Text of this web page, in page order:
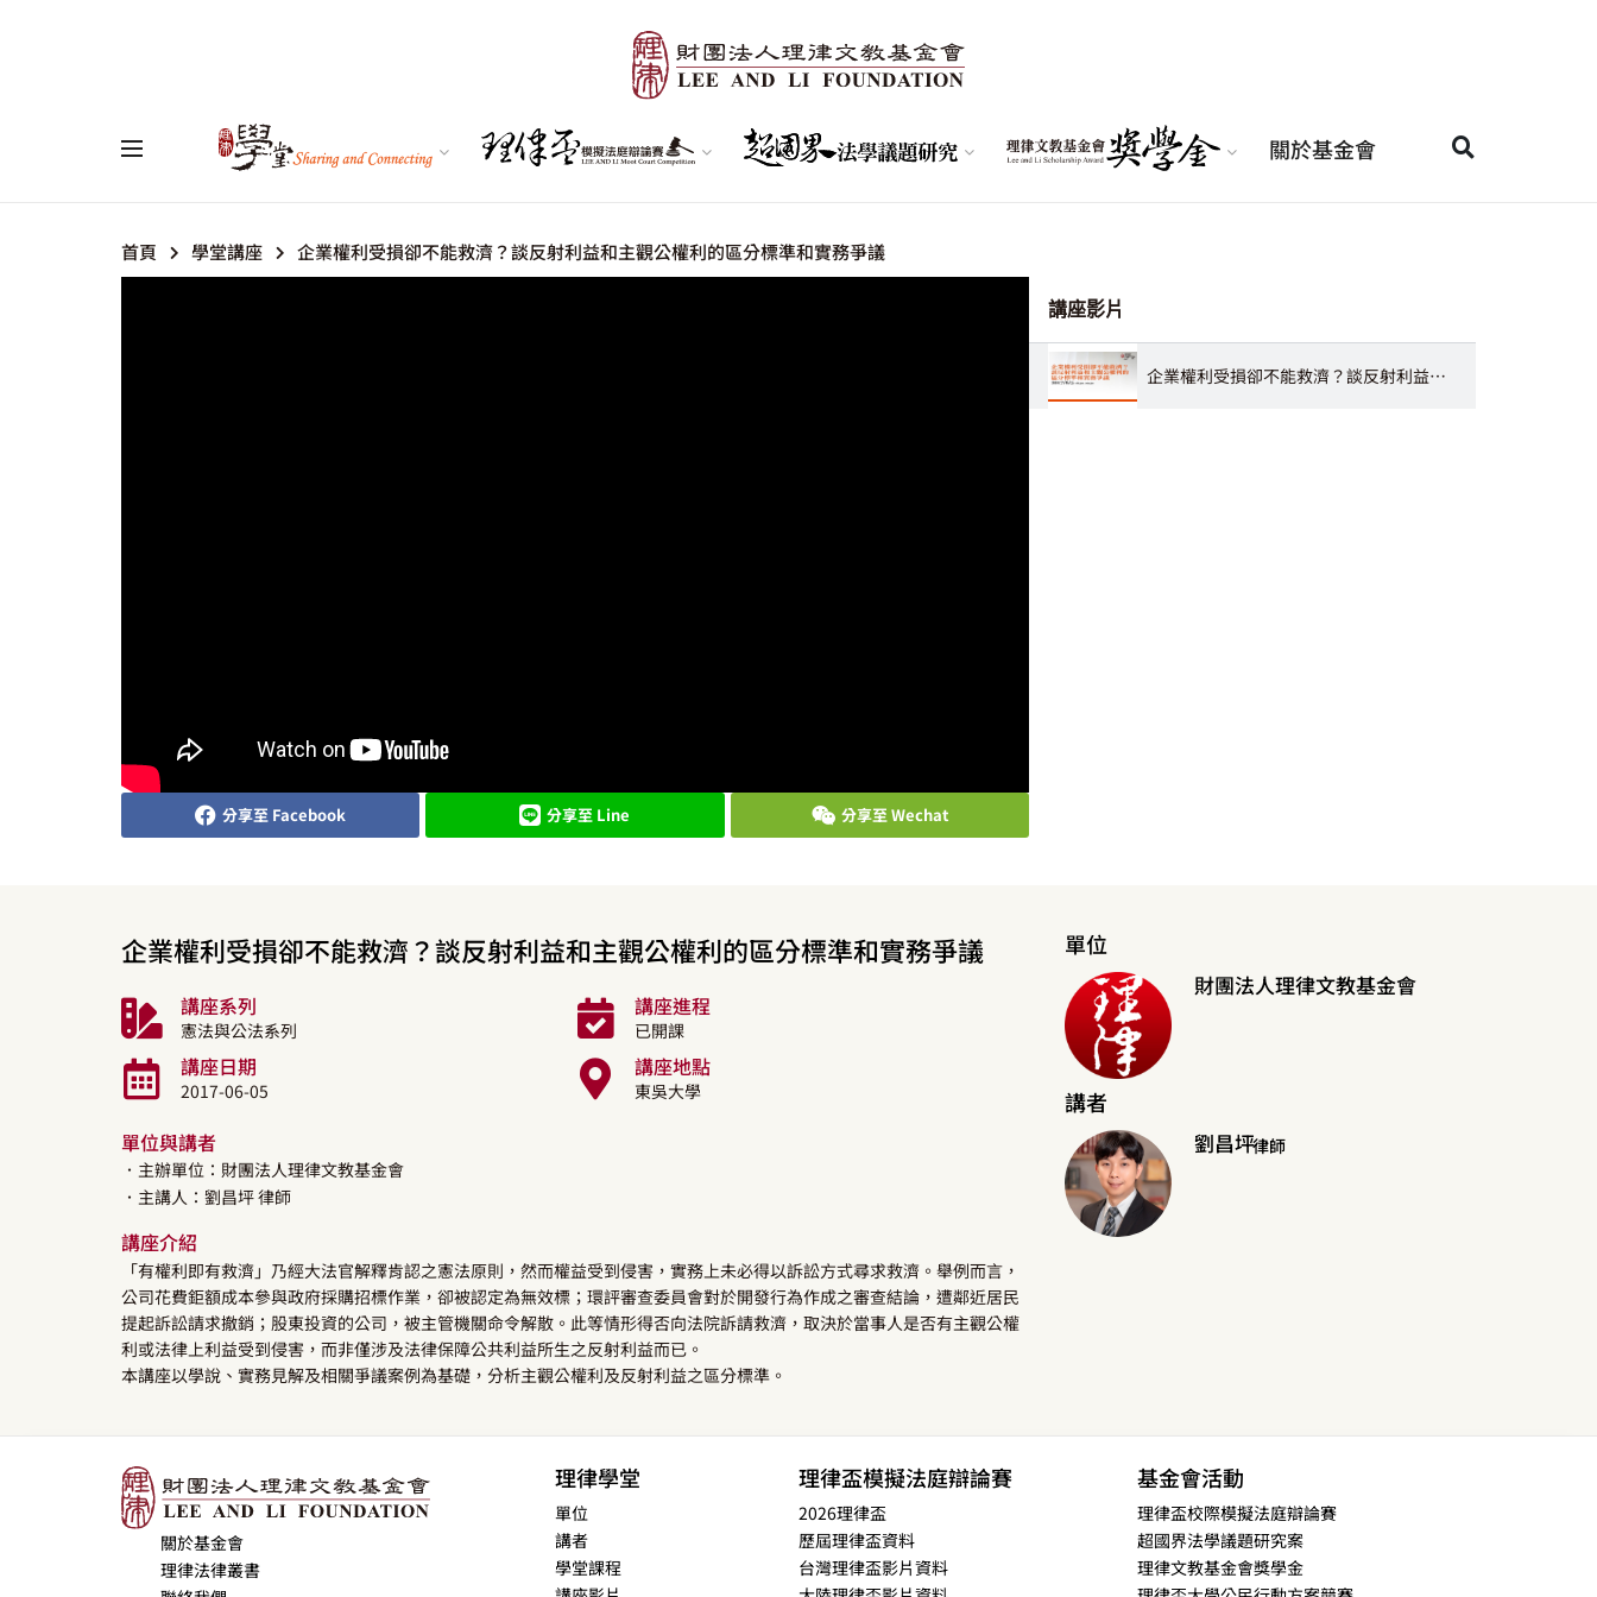
關於基金會
首頁 學堂講座 企業權利受損卻不能救濟？談反射利益和主觀公權利的區分標準和實務爭議
講座影片
企業權利受損卻不能救濟？談反射利益和主觀公權利的區分標準和實務爭議 劉昌坪律師
分享至 Facebook 分享至 Line 分享至 Wechat
企業權利受損卻不能救濟？談反射利益和主觀公權利的區分標準和實務爭議
講座系列
憲法與公法系列
講座進程
已開課
講座日期
2017-06-05
講座地點
東吳大學
單位與講者
．主辦單位：財團法人理律文教基金會
．主講人： 劉昌坪律師
講座介紹
「有權利即有救濟」乃經大法官解釋肯認之憲法原則，然而權益受到侵害，實務上未必得以訴訟方式尋求救濟。舉例而言，
公司花費鉅額成本參與政府採購招標作業，卻被認定為無效標；環評審查委員會對於開發行為作成之審查結論，遭鄰近居民
提起訴訟請求撤銷；股東投資的公司，被主管機關命令解散。此等情形得否向法院訴請救濟，取決於當事人是否有主觀公權
利或法律上利益受到侵害，而非僅涉及法律保障公共利益所生之反射利益而已。
本講座以學說、實務見解及相關爭議案例為基礎，分析主觀公權利及反射利益之區分標準。
單位
財團法人理律文教基金會
講者
劉昌坪律師
關於基金會
理律法律叢書
理律學堂
單位
講者
學堂課程
理律盃模擬法庭辯論賽
2026理律盃
歷屆理律盃資料
台灣理律盃影片資料
基金會活動
理律盃校際模擬法庭辯論賽
超國界法學議題研究案
理律文教基金會獎學金